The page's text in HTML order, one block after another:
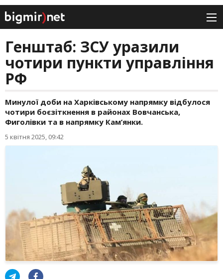
Генштаб: ЗСУ уразили
чотири пункти управління
РФ
Минулої доби на Харківському напрямку відбулося
чотири боєзіткнення в районах Вовчанська,
Фиголівки та в напрямку Кам’янки.
5 квітня 2025, 09:42